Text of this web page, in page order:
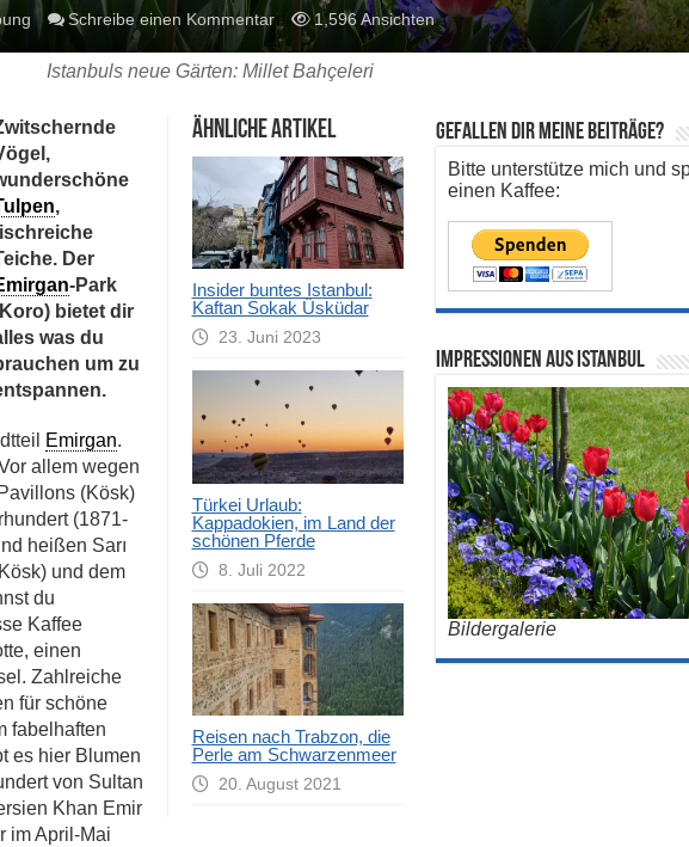
Schreibe einen Kommentar 1,596 Ansichten
Istanbuls neue Gärten: Millet Bahçeleri
ähnliche Artikel
Insider buntes Istanbul:
Kaftan Sokak Üsküdar
23. Juni 2023
Türkei Urlaub:
Kappadokien, im Land der
schönen Pferde
8. Juli 2022
Reisen nach Trabzon, die
Perle am Schwarzenmeer
20. August 2021
,
Der
-Park
bietet dir
was du
um zu
Emirgan.
allem wegen
(Kösk)
(1871-
heißen Sarı
und dem
du
Kaffee
einen
Zahlreiche
für schöne
fabelhaften
es hier Blumen
von Sultan
Khan Emir
im April-Mai
Gefallen dir meine Beiträge?
Bitte unterstütze mich und
einen Kaffee:
Impressionen aus Istanbul
Bildergalerie